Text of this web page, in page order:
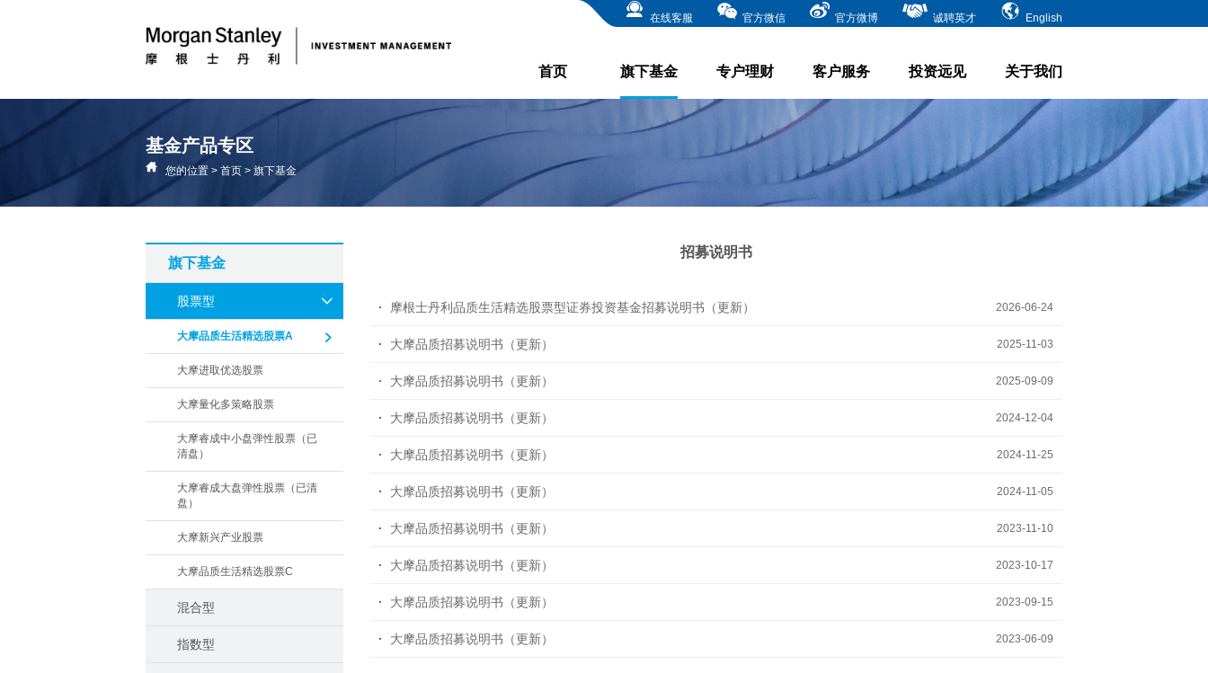
在线客服 官方微信 官方微博 诚聘英才 English
首页 旗下基金 专户理财 客户服务 投资远见 关于我们
基金产品专区
您的位置 > 首页 > 旗下基金
旗下基金
股票型
大摩品质生活精选股票A
大摩进取优选股票
大摩量化多策略股票
大摩睿成中小盘弹性股票（已
清盘）
大摩睿成大盘弹性股票（已清
盘）
大摩新兴产业股票
大摩品质生活精选股票C
混合型
指数型
招募说明书
摩根士丹利品质生活精选股票型证券投资基金招募说明书（更新） 2026-06-24
大摩品质招募说明书（更新） 2025-11-03
大摩品质招募说明书（更新） 2025-09-09
大摩品质招募说明书（更新） 2024-12-04
大摩品质招募说明书（更新） 2024-11-25
大摩品质招募说明书（更新） 2024-11-05
大摩品质招募说明书（更新） 2023-11-10
大摩品质招募说明书（更新） 2023-10-17
大摩品质招募说明书（更新） 2023-09-15
大摩品质招募说明书（更新） 2023-06-09